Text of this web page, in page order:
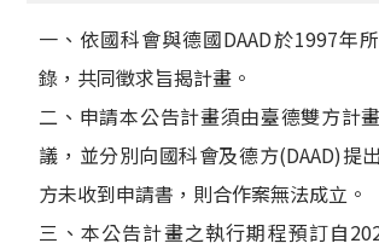
一、依國科會與德國DAAD於1997年
錄，共同徵求旨揭計畫。
二、申請本公告計畫須由臺德雙方計
議，並分別向國科會及德方(DAAD)提
方未收到申請書，則合作案無法成立。
三、本公告計畫之執行期程預訂自